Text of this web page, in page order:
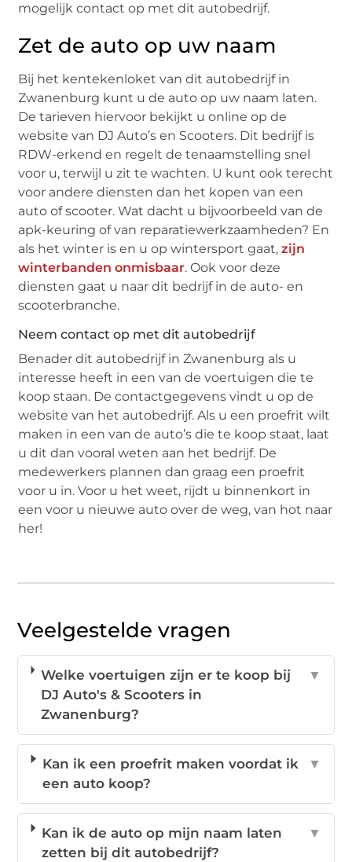
mogelijk contact op met dit autobedrijf.
Zet de auto op uw naam
Bij het kentekenloket van dit autobedrijf in
Zwanenburg kunt u de auto op uw naam laten.
De tarieven hiervoor bekijkt u online op de
website van DJ Auto’s en Scooters. Dit bedrijf is
RDW-erkend en regelt de tenaamstelling snel
voor u, terwijl u zit te wachten. U kunt ook terecht
voor andere diensten dan het kopen van een
auto of scooter. Wat dacht u bijvoorbeeld van de
apk-keuring of van reparatiewerkzaamheden? En
als het winter is en u op wintersport gaat,zijn
winterbanden onmisbaar. Ook voor deze
diensten gaat u naar dit bedrijf in de auto- en
scooterbranche.
Neem contact op met dit autobedrijf
Benader dit autobedrijf in Zwanenburg als u
interesse heeft in een van de voertuigen die te
koop staan. De contactgegevens vindt u op de
website van het autobedrijf. Als u een proefrit wilt
maken in een van de auto’s die te koop staat, laat
u dit dan vooral weten aan het bedrijf. De
medewerkers plannen dan graag een proefrit
voor u in. Voor u het weet, rijdt u binnenkort in
een voor u nieuwe auto over de weg, van hot naar
her!
Veelgestelde vragen
Welke voertuigen zijn er te koop bij
DJ Auto's & Scooters in
Zwanenburg?
▼
Kan ik een proefrit maken voordat ik
een auto koop?
▼
Kan ik de auto op mijn naam laten
zetten bij dit autobedrijf?
▼